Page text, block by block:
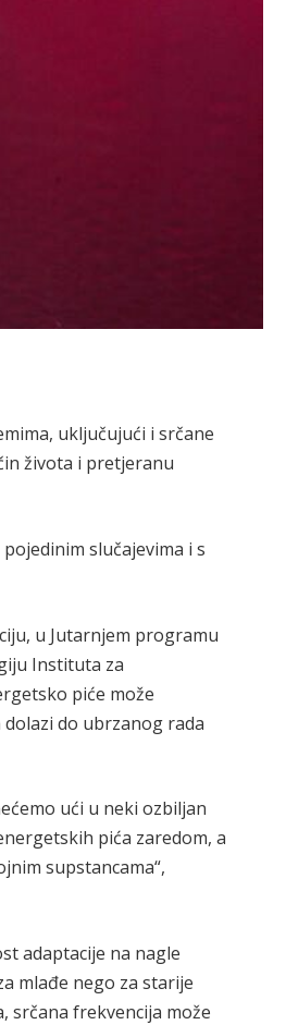
uključujući i srčane
života i pretjeranu
slučajevima i s
u Jutarnjem programu
Instituta za
piće može
do ubrzanog rada
ući u neki ozbiljan
pića zaredom, a
supstancama“,
adaptacije na nagle
mlađe nego za starije
srčana frekvencija može